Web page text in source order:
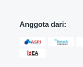
Anggota dari: